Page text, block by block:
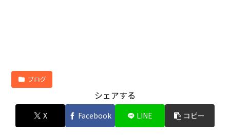
ブログ
シェアする
X Facebook LINE コピー